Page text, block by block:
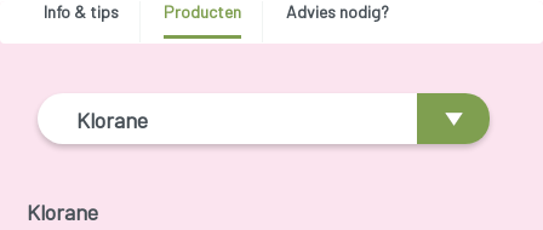
Info & tips Producten Advies nodig?
Klorane
Klorane